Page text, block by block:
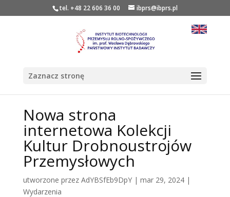
tel. +48 22 606 36 00 ibprs@ibprs.pl
Zaznacz stronę
Nowa strona
internetowa Kolekcji
Kultur Drobnoustrojów
Przemysłowych
utworzone przez AdYBSfEb9DpY| mar 29, 2024|
Wydarzenia